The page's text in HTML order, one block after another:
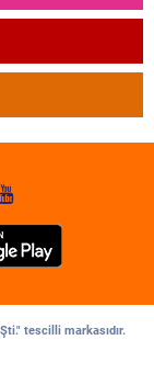
tescilli markasıdır.